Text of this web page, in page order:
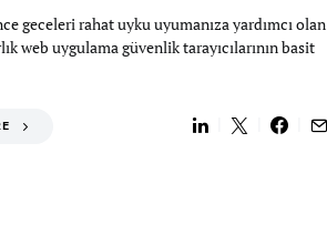
geceleri rahat uyku uyumanıza yardımcı olan
web uygulama güvenlik tarayıcılarının basit